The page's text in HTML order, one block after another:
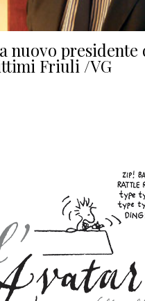
nuovo presidente
Friuli /VG